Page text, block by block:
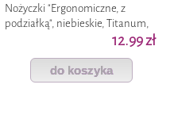
Nożyczki "Ergonomiczne, z
podziałką", niebieskie, Titanum,
12.99 zł
do koszyka